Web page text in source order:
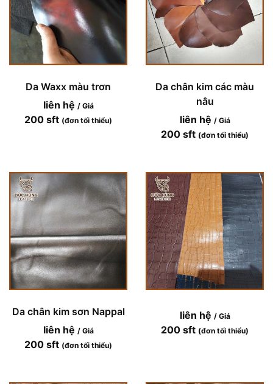
Da Waxx màu trơn
liên hệ / Giá
200 sft (đơn tối thiểu)
Da chân kim các màu
nâu
liên hệ / Giá
200 sft (đơn tối thiểu)
Da chân kim sơn Nappal
liên hệ / Giá
200 sft (đơn tối thiểu)
liên hệ / Giá
200 sft (đơn tối thiểu)